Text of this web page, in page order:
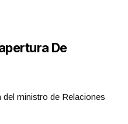
De
del ministro de Relaciones
matutina. Miércoles 17 de Junio
Sheinbaum